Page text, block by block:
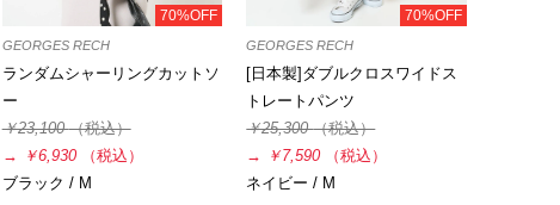
70%OFF
GEORGES RECH
ランダムシャーリングカットソ
ー
￥23,100（税込）
→
￥6,930
（税込）
ブラック / M
70%OFF
GEORGES RECH
[日本製]ダブルクロスワイドス
トレートパンツ
￥25,300（税込）
→
￥7,590
（税込）
ネイビー / M